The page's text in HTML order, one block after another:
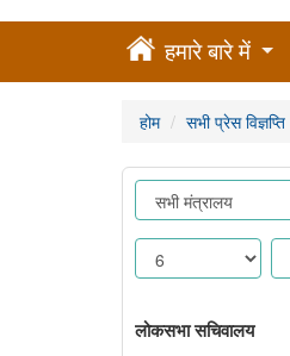
हमारे बारे में
होम सभी प्रेस विज्ञप्ति
लोकसभा सचिवालय